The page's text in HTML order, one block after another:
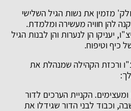
מזמין את נשות הגיל השלישי
להן חוויה מעשירה ומלמדת.
יעניקו הן לנערות והן לבנות הגיל
כיף וטיפוח.
ורכזת הקהילה שמנהלת את
הקניית הערכים לדור
וכבוד לבני הדור שגידלו את